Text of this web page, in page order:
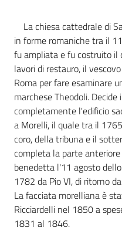
Scopri
i
contenuti
Risorse
online
Casa
Piani
La chiesa cattedrale di
in forme romaniche tra il
fu ampliata e fu costruito il
lavori di restauro, il
Roma per fare esaminare
marchese Theodoli.
completamente l'edificio
a Morelli, il quale tra il
coro, della tribuna e il
completa la parte
benedetta l'11 agosto
1782 da Pio VI, di ritorno
La facciata morelliana è
Ricciardelli nel 1850 a
1831 al 1846.